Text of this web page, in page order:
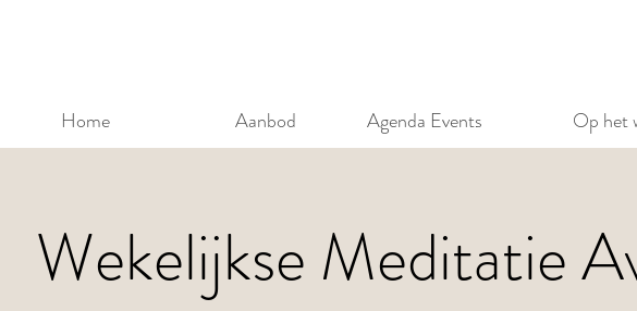
Home Aanbod Agenda Events Op het
Wekelijkse Meditatie